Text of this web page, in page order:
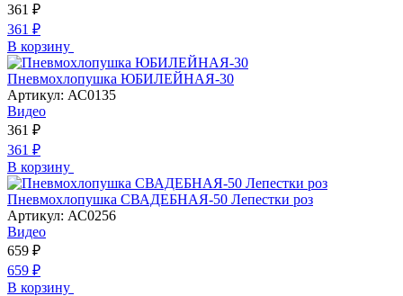
361 ₽
361 ₽
В корзину
Пневмохлопушка ЮБИЛЕЙНАЯ-30
Артикул: АС0135
Видео
361 ₽
361 ₽
В корзину
Пневмохлопушка СВАДЕБНАЯ-50 Лепестки роз
Артикул: АС0256
Видео
659 ₽
659 ₽
В корзину